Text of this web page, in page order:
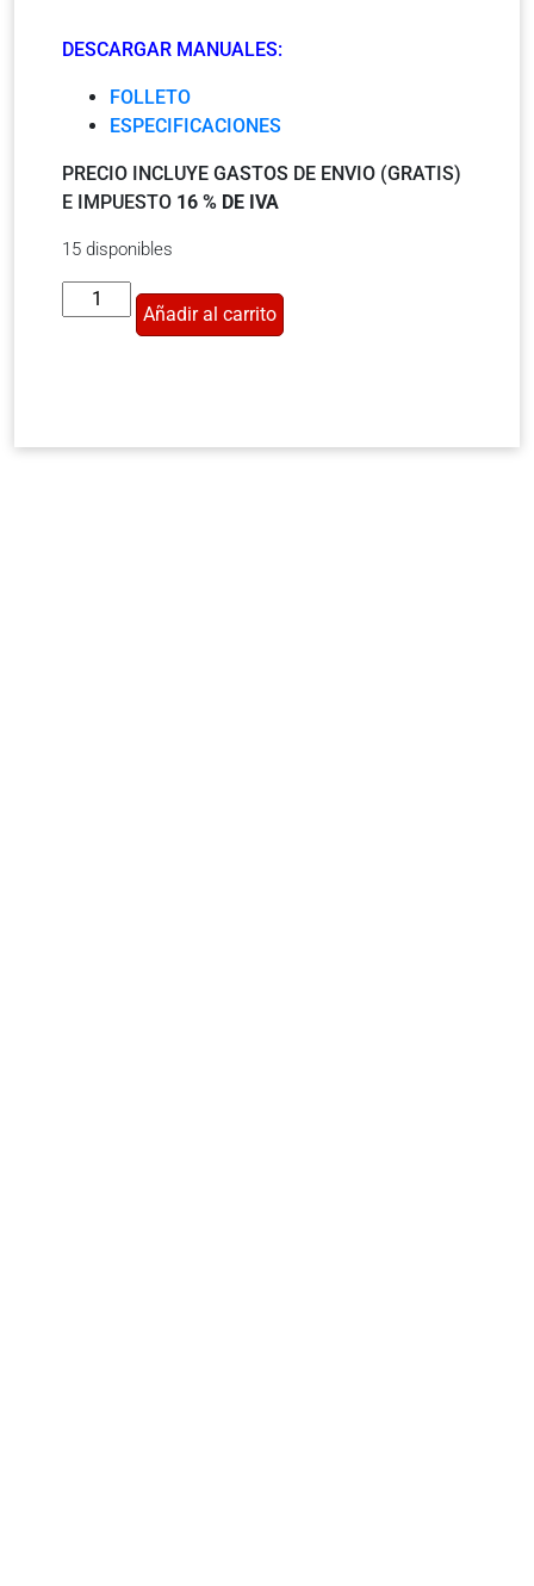
DESCARGAR MANUALES:
FOLLETO
ESPECIFICACIONES
PRECIO INCLUYE GASTOS DE ENVIO (GRATIS)
E IMPUESTO 16 % DE IVA
15 disponibles
Añadir al carrito